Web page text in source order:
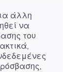
άλλη
να
του